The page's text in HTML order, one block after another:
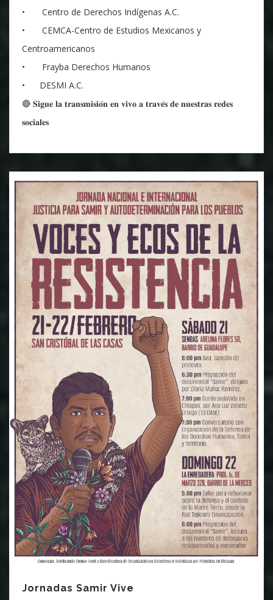
• Centro de Derechos Indígenas A.C.
• CEMCA-Centro de Estudios Mexicanos y
Centroamericanos
• Frayba Derechos Humanos
• DESMI A.C.
🔴 𝐒𝐢𝐠𝐮𝐞 𝐥𝐚 𝐭𝐫𝐚𝐧𝐬𝐦𝐢𝐬𝐢𝐨́𝐧 𝐞𝐧 𝐯𝐢𝐯𝐨 𝐚 𝐭𝐫𝐚𝐯𝐞́𝐬 𝐝𝐞 𝐧𝐮𝐞𝐬𝐭𝐫𝐚𝐬 𝐫𝐞𝐝𝐞𝐬
𝐬𝐨𝐜𝐢𝐚𝐥𝐞𝐬
Jornadas Samir Vive